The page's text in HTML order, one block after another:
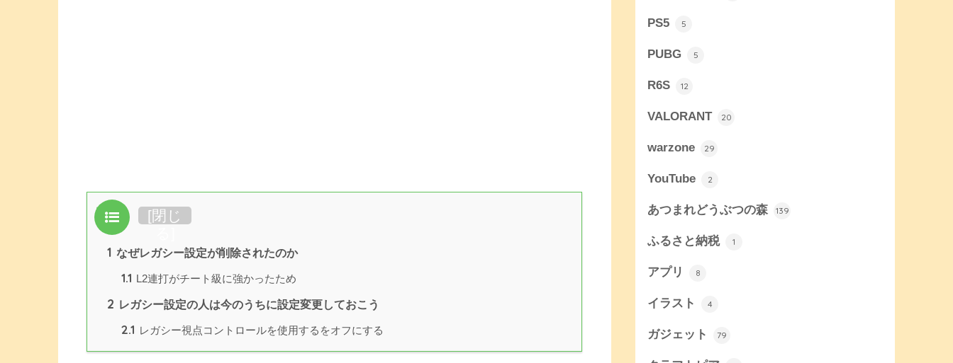
目次 [閉じ
1 なぜレガシー設定が削除されたのか
1.1 L2連打がチート級に強かったため
2 レガシー設定の人は今のうちに設定変更しておこう
2.1 レガシー視点コントロールを使用するをオフにする
PS5 5
PUBG 5
R6S 12
VALORANT 20
warzone 29
YouTube 2
あつまれどうぶつの森 139
ふるさと納税 1
アプリ 8
イラスト 4
ガジェット 79